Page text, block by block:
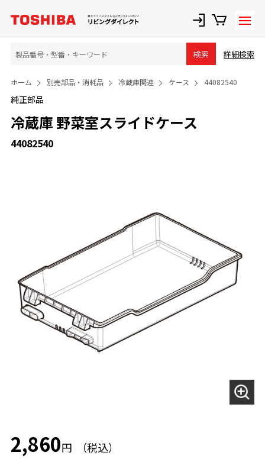
検索 詳細検索
ホーム 別売部品・消耗品 冷蔵庫関連 ケース 44082540
純正部品
冷蔵庫 野菜室スライドケース
2,860円
44082540